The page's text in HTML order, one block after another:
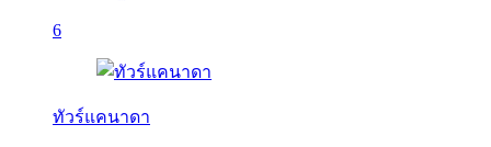
6
ทัวร์แคนาดา